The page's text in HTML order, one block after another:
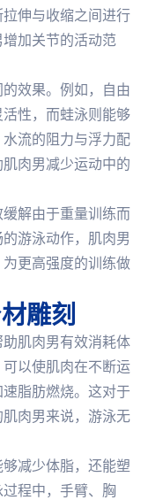
伸与收缩之间进行
加关节的活动范
效果。例如，自由
性，而蛙泳则能够
流的阻力与浮力配
肉男减少运动中的
解由于重量训练而
游泳动作，肌肉男
更高强度的训练做
雕刻
肌肉男有效消耗体
以使肌肉在不断运
脂肪燃烧。这对于
肉男来说，游泳无
减少体脂，还能塑
程中，手臂、胸